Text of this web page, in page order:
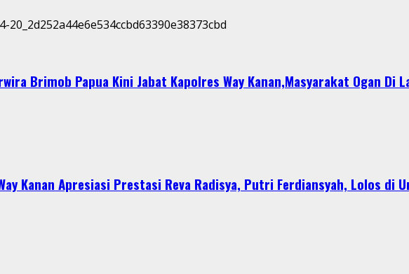
Brimob Papua Kini Jabat Kapolres Way Kanan,Masyarakat Ogan Di
Kanan Apresiasi Prestasi Reva Radisya, Putri Ferdiansyah, Lolos di